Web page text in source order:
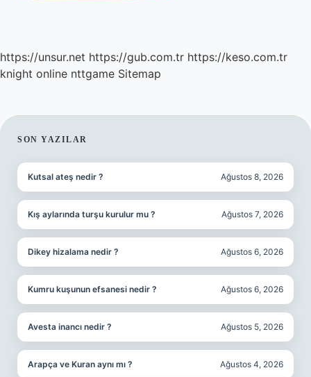
https://unsur.net https://gub.com.tr https://keso.com.tr
knight online nttgame Sitemap
SIDEBAR
SON YAZILAR
Kutsal ateş nedir ? Ağustos 8, 2026
Kış aylarında turşu kurulur mu ? Ağustos 7, 2026
Dikey hizalama nedir ? Ağustos 6, 2026
Kumru kuşunun efsanesi nedir ? Ağustos 6, 2026
Avesta inancı nedir ? Ağustos 5, 2026
Arapça ve Kuran aynı mı ? Ağustos 4, 2026